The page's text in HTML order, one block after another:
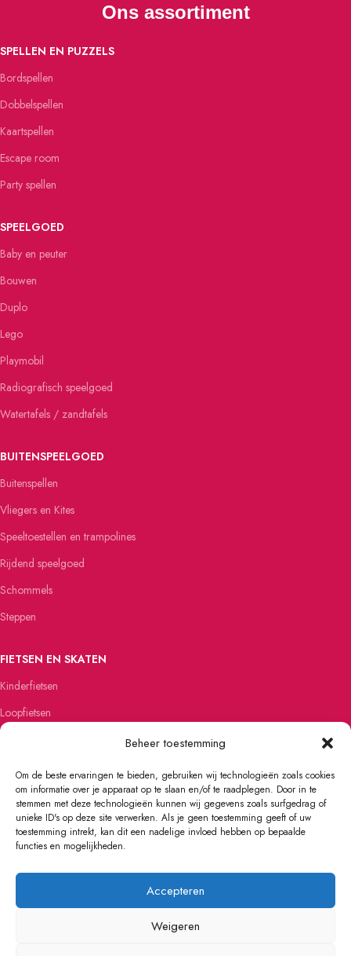
Beheer toestemming
Om de beste ervaringen te bieden, gebruiken wij technologieën zoals cookies
om informatie over je apparaat op te slaan en/of te raadplegen. Door in te
stemmen met deze technologieën kunnen wij gegevens zoals surfgedrag of
unieke ID's op deze site verwerken. Als je geen toestemming geeft of uw
toestemming intrekt, kan dit een nadelige invloed hebben op bepaalde
functies en mogelijkheden.
Accepteren
Weigeren
Ons assortiment
SPELLEN EN PUZZELS
Bordspellen
Dobbelspellen
Kaartspellen
Escape room
Party spellen
SPEELGOED
Baby en peuter
Bouwen
Duplo
Lego
Playmobil
Radiografisch speelgoed
Watertafels / zandtafels
BUITENSPEELGOED
Buitenspellen
Vliegers en Kites
Speeltoestellen en trampolines
Rijdend speelgoed
Schommels
Steppen
FIETSEN EN SKATEN
Kinderfietsen
Loopfietsen
ALGEMENE VOORWAARDENPRIVACYVERZENDINGKLACHTEN
CONTACTGARANTIERETOURBELEID